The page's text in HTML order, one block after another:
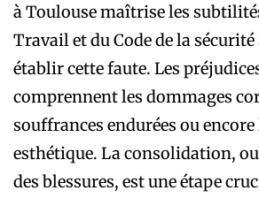
à Toulouse maîtrise les
Travail et du Code de la
établir cette faute. Les
comprennent les dommages
souffrances endurées ou
esthétique. La consolidation,
des blessures, est une étape